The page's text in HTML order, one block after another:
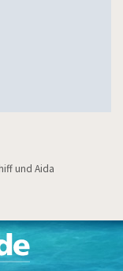
und Aida